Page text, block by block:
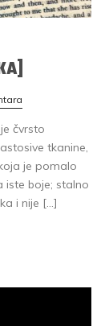
čvrsto
tkanine,
je pomalo
iste boje; stalno
i nije […]